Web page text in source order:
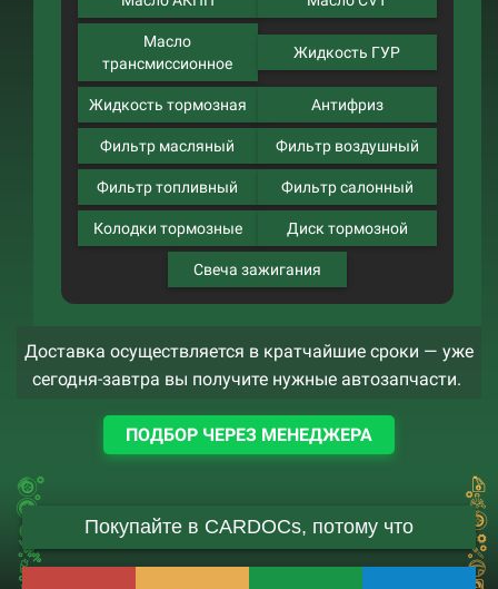
Масло
трансмиссионное
Жидкость ГУР
Жидкость тормозная Антифриз
Фильтр масляный Фильтр воздушный
Фильтр топливный Фильтр салонный
Колодки тормозные Диск тормозной
Свеча зажигания
Доставка осуществляется в кратчайшие сроки — уже
сегодня-завтра вы получите нужные автозапчасти.
ПОДБОР ЧЕРЕЗ МЕНЕДЖЕРА
Покупайте в CARDOCs, потому что